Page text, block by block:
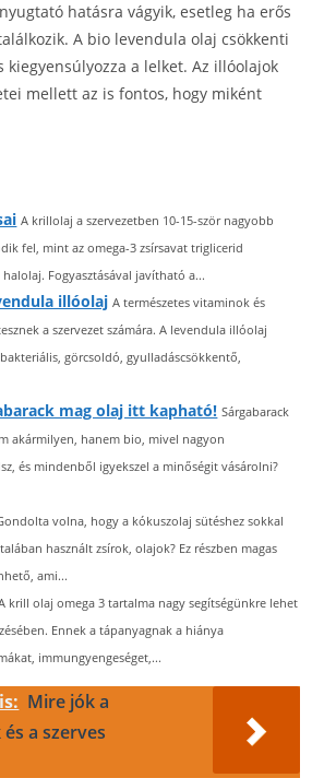
hatásra vágyik, esetleg ha erős
A bio levendula olaj csökkenti
kiegyensúlyozza a lelket. Az illóolajok
mellett az is fontos, hogy miként
A krillolaj a szervezetben 10-15-ször nagyobb
fel, mint az omega-3 zsírsavat triglicerid
Fogyasztásával javítható a...
illóolaj A természetes vitaminok és
a szervezet számára. A levendula illóolaj
görcsoldó, gyulladáscsökkentő,
mag olaj itt kapható! Sárgabarack
akármilyen, hanem bio, mivel nagyon
és mindenből igyekszel a minőségit vásárolni?
volna, hogy a kókuszolaj sütéshez sokkal
használt zsírok, olajok? Ez részben magas
ami...
krill olaj omega 3 tartalma nagy segítségünkre lehet
Ennek a tápanyagnak a hiánya
immungyengeséget,...
Mire jók a
a szerves